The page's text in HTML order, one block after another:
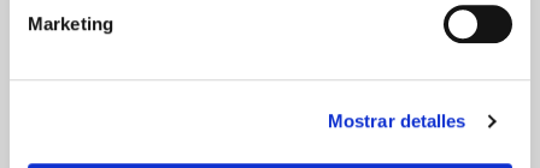
Marketing
Mostrar detalles
GARANTÍA DE CALIDAD